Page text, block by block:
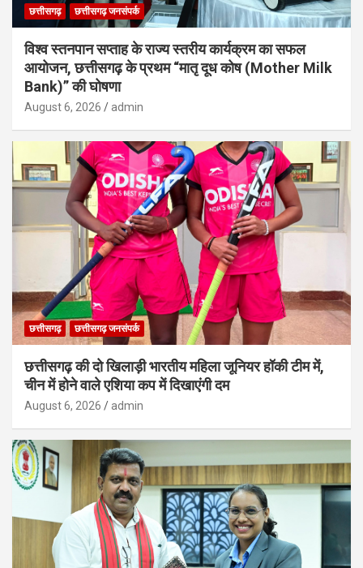
छत्तीसगढ़ छत्तीसगढ़ जनसंपर्क
विश्व स्तनपान सप्ताह के राज्य स्तरीय कार्यक्रम का सफल
आयोजन, छत्तीसगढ़ के प्रथम “मातृ दूध कोष (Mother Milk
Bank)” की घोषणा
August 6, 2026 admin
छत्तीसगढ़ छत्तीसगढ़ जनसंपर्क
छत्तीसगढ़ की दो खिलाड़ी भारतीय महिला जूनियर हॉकी टीम में,
चीन में होने वाले एशिया कप में दिखाएंगी दम
August 6, 2026 admin